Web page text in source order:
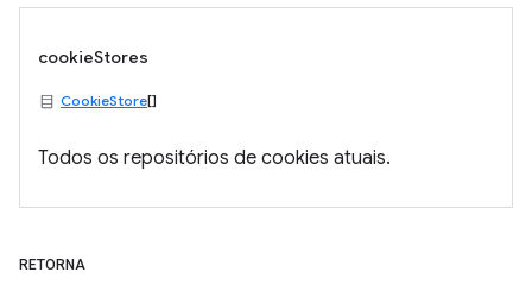
cookieStores
CookieStore[]
Todos os repositórios de cookies atuais.
RETORNA